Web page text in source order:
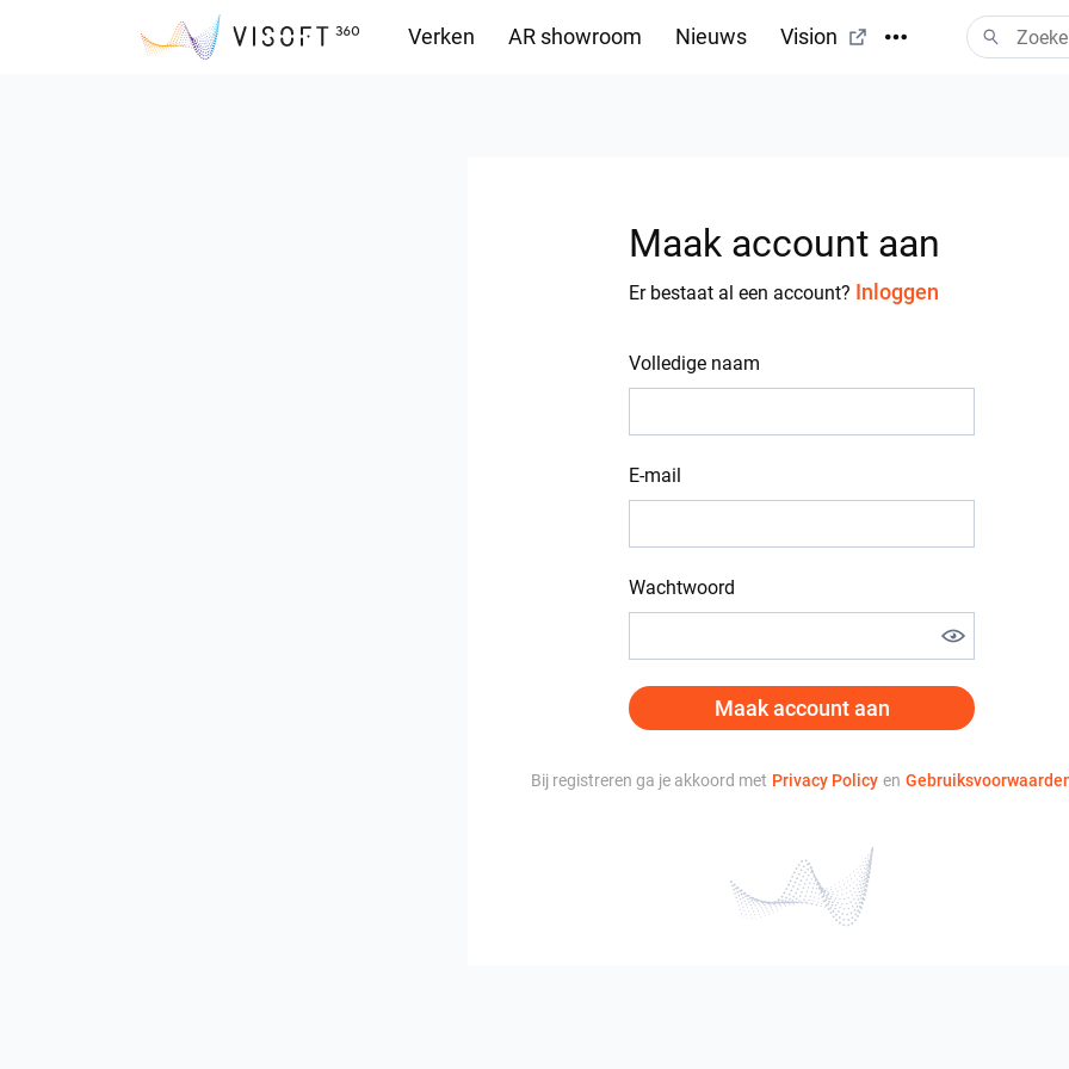
Verken AR showroom Nieuws Vision
Maak account aan
Er bestaat al een account? Inloggen
Volledige naam
E-mail
Wachtwoord
Maak account aan
Bij registreren ga je akkoord met Privacy Policy en